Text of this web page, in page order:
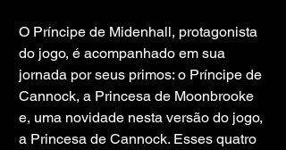
O Príncipe de Midenhall, protagonista
do jogo, é acompanhado em sua
jornada por seus primos: o Príncipe de
Cannock, a Princesa de Moonbrooke
e, uma novidade nesta versão do jogo,
a Princesa de Cannock. Esses quatro